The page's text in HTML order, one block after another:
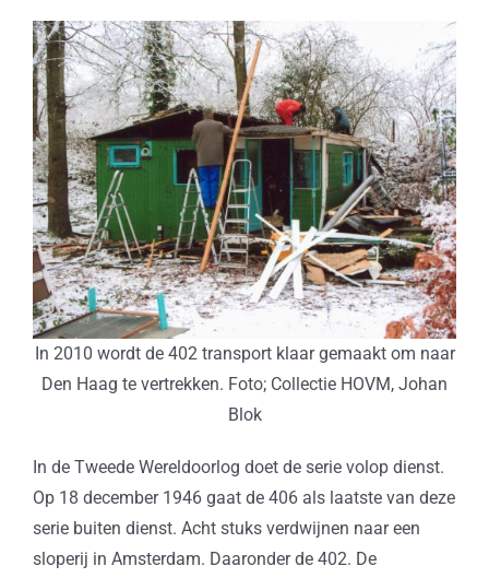
In 2010 wordt de 402 transport klaar gemaakt om naar
Den Haag te vertrekken. Foto; Collectie HOVM, Johan
Blok
In de Tweede Wereldoorlog doet de serie volop dienst.
Op 18 december 1946 gaat de 406 als laatste van deze
serie buiten dienst. Acht stuks verdwijnen naar een
sloperij in Amsterdam. Daaronder de 402. De